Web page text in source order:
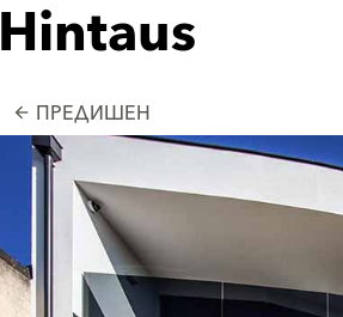
Hintaus
arrow_back ПРЕДИШЕН